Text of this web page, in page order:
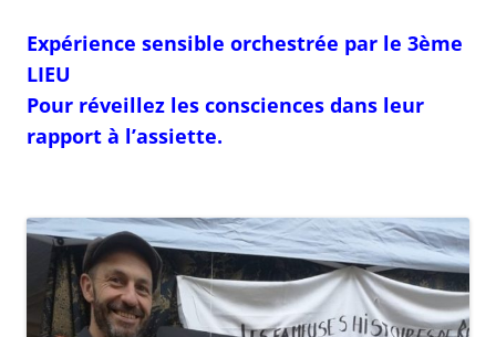
Expérience sensible orchestrée par le 3ème
LIEU
Pour réveillez les consciences dans leur
rapport à l’assiette.